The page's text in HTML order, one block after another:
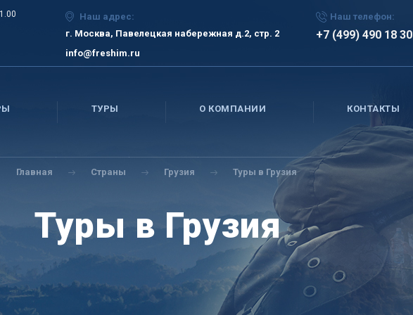
Наш адрес:
г. Москва, Павелецкая набережная д.2, стр. 2
info@freshim.ru
Наш телефон:
+7 (499) 490 18 30
ТУРЫ О КОМПАНИИ КОНТАКТЫ
Главная Страны Грузия Туры в Грузия
Туры в Грузия